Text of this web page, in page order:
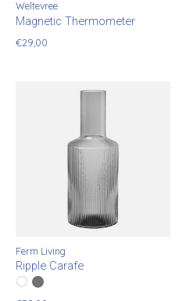
Weltevree
Magnetic Thermometer
€29,00
Ferm Living
Ripple Carafe
Color: *
ClearSmoked